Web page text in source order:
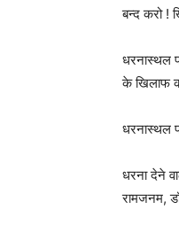
बन्द करो !
धरनास्थल
के खिलाफ
धरनास्थल
धरना देने
रामजनम,